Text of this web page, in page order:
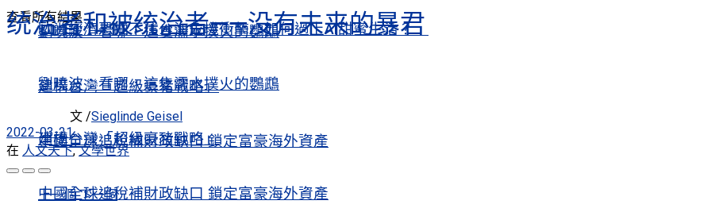
劉曉波：看哪，這隻濡水撲火的鸚鵡
建構台灣「超級豪豬戰略」
中國全球追稅補財政缺口 鎖定富豪海外資產
上一個 下一個
歐洲經濟恐扛不住台海危機衝擊 如何過上AI甜蜜生活？
劉曉波：看哪，這隻濡水撲火的鸚鵡
建構台灣「超級豪豬戰略」
中國全球追稅補財政缺口 鎖定富豪海外資產
查看所有結果
统治者和被统治者——没有未来的暴君
文 /Sieglinde Geisel
2022-03-21
在 人文天下,文學世界